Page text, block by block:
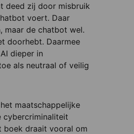
deed zij door misbruik
voert. Daar
maar de chatbot wel.
doorhebt. Daarmee
dieper in
als neutraal of veilig
maatschappelijke
cybercriminaliteit
boek draait vooral om